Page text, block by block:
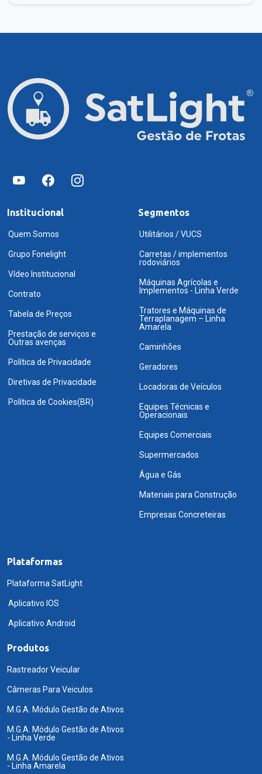
Institucional
Quem Somos
Grupo Fonelight
Vídeo Institucional
Contrato
Tabela de Preços
Prestação de serviços e
Outras avenças
Política de Privacidade
Diretivas de Privacidade
Política de Cookies(BR)
Segmentos
Utilitários / VUCS
Carretas / implementos
rodoviários
Máquinas Agrícolas e
Implementos - Linha Verde
Tratores e Máquinas de
Terraplanagem – Linha
Amarela
Caminhões
Geradores
Locadoras de Veículos
Equipes Técnicas e
Operacionais
Equipes Comerciais
Supermercados
Água e Gás
Materiais para Construção
Empresas Concreteiras
Plataformas
Plataforma SatLight
Aplicativo IOS
Aplicativo Android
Produtos
Rastreador Veicular
Câmeras Para Veiculos
M.G.A. Módulo Gestão de Ativos
M.G.A. Módulo Gestão de Ativos
- Linha Verde
M.G.A. Módulo Gestão de Ativos
- Linha Amarela